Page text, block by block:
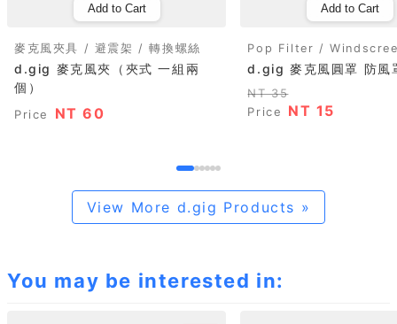
Add to Cart
麥克風夾具 / 避震架 / 轉換螺絲
d.gig 麥克風夾（夾式 一組兩
個）
Price NT 60
Add to Cart
Pop Filter /
d.gig 麥克風圓罩 防風
NT 35
Price
NT 15
View More d.gig Products »
You may be interested in: